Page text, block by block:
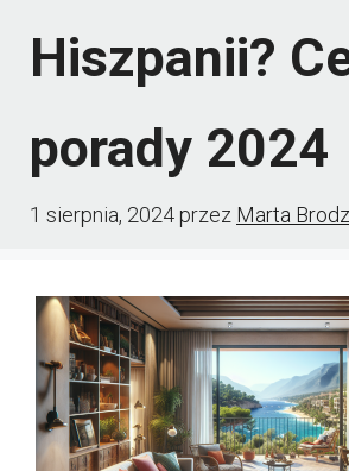
Hiszpanii?
porady 2024
1 sierpnia, 2024przez Marta